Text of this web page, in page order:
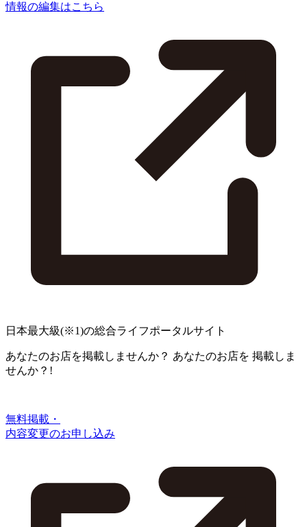
情報の編集はこちら
日本最大級(※1)の総合ライフポータルサイト
あなたのお店を掲載しませんか？ あなたのお店を 掲載しま
せんか？!
無料掲載・
内容変更のお申し込み